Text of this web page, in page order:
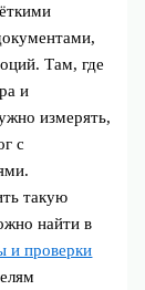
Там, где
и
измерять,
с
такую
найти в
и проверки